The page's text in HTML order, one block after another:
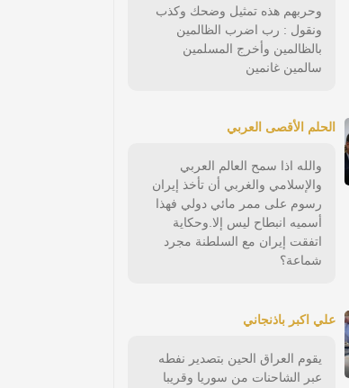
وحربهم هذه تمثيل وضحك وكذب
ونقول : رب اضرب الظالمين
بالظالمين وأخرج المسلمين
سالمين غانمين
الحلم الأقصى العربي
والله اذا سمح العالم العربي
والإسلامي والغربي أن تأخذ إيران
رسوم على ممر مائي دولي فهذا
أسميه انبطاح ليس إلا.وحكاية
اتفقت إيران مع السلطنة مجرد
شماعة؟
علي اكبر باذنجاني
يقوم العراق الحين بتصدير نفطه
عبر الشاحنات من سوريا وقريبا